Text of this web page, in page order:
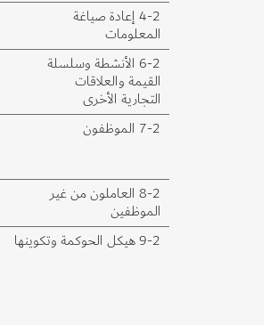
2‑4 إعادة صياغة
المعلومات
2‑6 الأنشطة وسلسلة
القيمة والعلاقات
التجارية الأخرى
2‑7 الموظفون
2‑8 العاملون من غير
الموظفين
2‑9 هيكل الحوكمة وتكوينها